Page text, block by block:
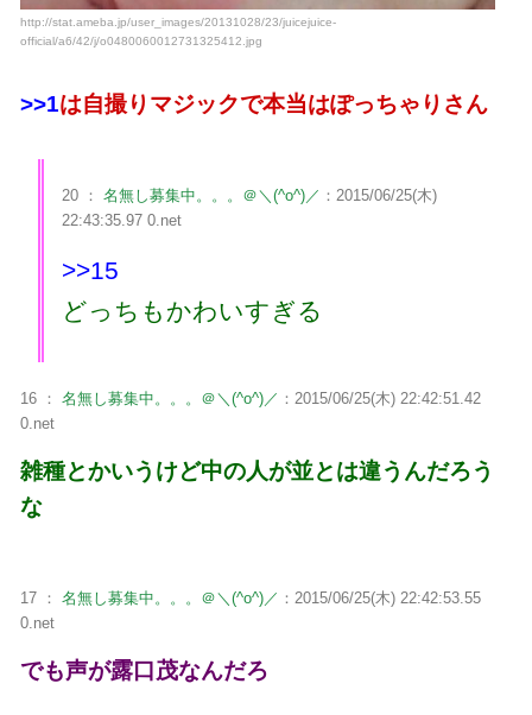
http://stat.ameba.jp/user_images/20131028/23/juicejuice-
official/a6/42/j/o0480060012731325412.jpg
>>1は自撮りマジックで本当はぽっちゃりさん
20 ： 名無し募集中。。。＠＼(^o^)／ ：2015/06/25(木)
22:43:35.97 0.net
>>15
どっちもかわいすぎる
16 ： 名無し募集中。。。＠＼(^o^)／ ：2015/06/25(木) 22:42:51.42
0.net
雑種とかいうけど中の人が並とは違うんだろう
な
17 ： 名無し募集中。。。＠＼(^o^)／ ：2015/06/25(木) 22:42:53.55
0.net
でも声が露口茂なんだろ